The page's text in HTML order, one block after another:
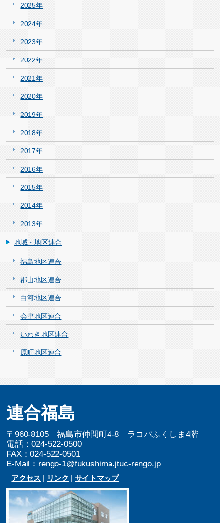
2025年
2024年
2023年
2022年
2021年
2020年
2019年
2018年
2017年
2016年
2015年
2014年
2013年
地域・地区連合
福島地区連合
郡山地区連合
白河地区連合
会津地区連合
いわき地区連合
原町地区連合
連合福島
〒960-8105 福島市仲間町4-8 ラコパふくしま4階
電話：024-522-0500
FAX：024-522-0501
E-Mail：rengo-1@fukushima.jtuc-rengo.jp
アクセス | リンク |サイトマップ